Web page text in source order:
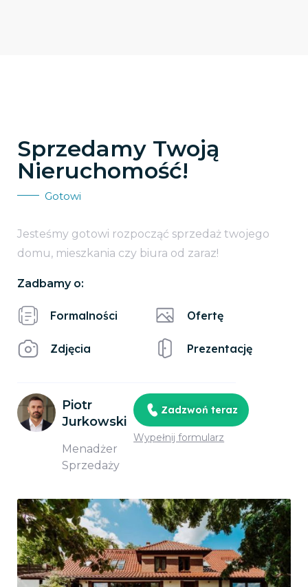
Sprzedamy Twoją
Nieruchomość!
Gotowi
Jesteśmy gotowi rozpocząć sprzedaż twojego
domu, mieszkania czy biura od zaraz!
Zadbamy o:
Formalności
Zdjęcia
Ofertę
Prezentację
Piotr
Jurkowski
Menadżer
Sprzedaży
Zadzwoń teraz
Wypełnij formularz